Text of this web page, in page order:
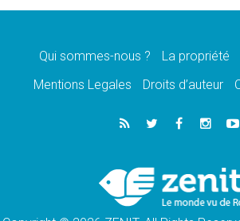
message de paix et de
«La visite du Pape en
05.08.2026
Le nonce en Ukraine: «Il est
Léon XIV au Pérou, une lueur
un peuple en quête de paix
Qui sommes-nous ? La propriété
Mentions Legales
Droits d’auteur